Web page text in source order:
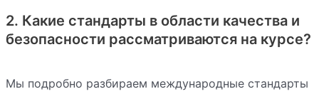
2. Какие стандарты в области качества и
безопасности рассматриваются на курсе?
Мы подробно разбираем международные стандарты